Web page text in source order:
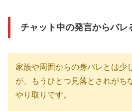
チャット中の発言からバレ
家族や周囲からの身バレとは少
が、もうひとつ見落とされがち
やり取りです。